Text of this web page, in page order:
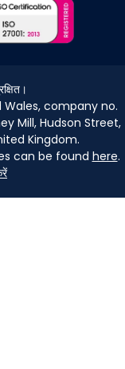
Wales, company no.
Mill, Hudson Street,
Kingdom.
can be found here.